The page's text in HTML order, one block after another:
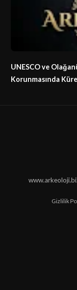
UNESCO ve
Korunmasında
Gizlilik